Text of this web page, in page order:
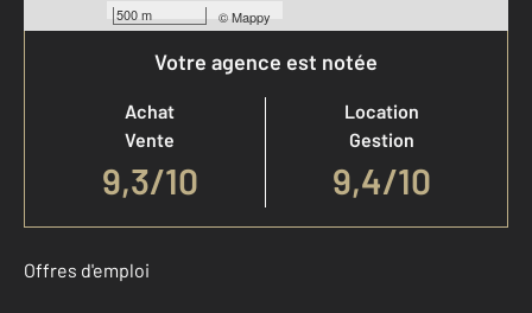
500 m ©Mappy
Votre agence est notée
Achat
Vente
9,3/10
Location
Gestion
9,4/10
Offres d'emploi